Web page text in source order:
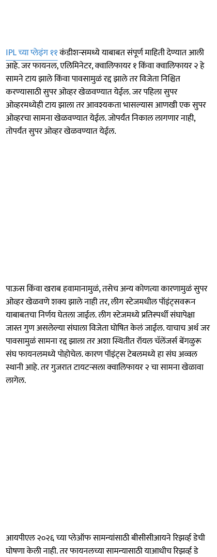
IPL च्या प्लेइंग ११कंडीशन्समध्ये याबाबत संपूर्ण माहिती देण्यात आली
आहे. जर फायनल, एलिमिनेटर, क्वालिफायर १ किंवा क्वालिफायर २ हे
सामने टाय झाले किंवा पावसामुळं रद्द झाले तर विजेता निश्चित
करण्यासाठी सुपर ओव्हर खेळवण्यात येईल. जर पहिला सुपर
ओव्हरमध्येही टाय झाला तर आवश्यकता भासल्यास आणखी एक सुपर
ओव्हरचा सामना खेळवण्यात येईल. जोपर्यंत निकाल लागणार नाही,
तोपर्यंत सुपर ओव्हर खेळवण्यात येईल.
पाऊस किंवा खराब हवामानामुळं, तसेच अन्य कोणत्या कारणामुळं सुपर
ओव्हर खेळवणे शक्य झाले नाही तर, लीग स्टेजमधील पॉइंट्सवरून
याबाबतचा निर्णय घेतला जाईल. लीग स्टेजमध्ये प्रतिस्पर्धी संघापेक्षा
जास्त गुण असलेल्या संघाला विजेता घोषित केलं जाईल. याचाच अर्थ जर
पावसामुळं सामना रद्द झाला तर अशा स्थितीत रॉयल चॅलेंजर्स बेंगळुरू
संघ फायनलमध्ये पोहोचेल. कारण पॉइंट्स टेबलमध्ये हा संघ अव्वल
स्थानी आहे. तर गुजरात टायटन्सला क्वालिफायर २ चा सामना खेळावा
लागेल.
आयपीएल २०२६ च्या प्लेऑफ सामन्यांसाठी बीसीसीआयने रिझर्व्ह डेची
घोषणा केली नाही. तर फायनलच्या सामन्यासाठी याआधीच रिझर्व्ह डे